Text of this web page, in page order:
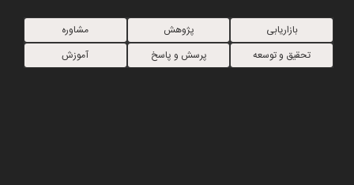
بازاریابی پژوهش
مشاوره
تحقیق و توسعه
پرسش و پاسخ آموزش